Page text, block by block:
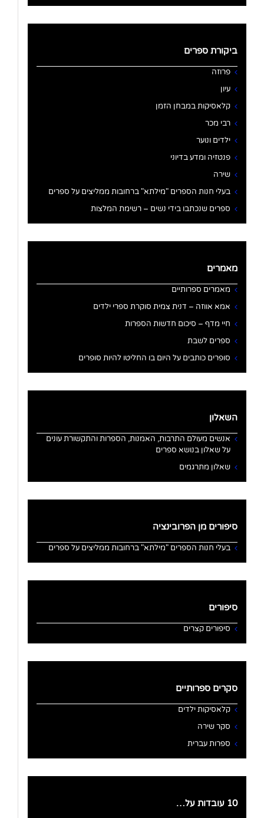
ביקורת ספרים
פרוזה
עיון
קלאסיקות במבחן הזמן
רבי מכר
ילדים ונוער
פנטזיה ומדע בדיוני
שירה
בעלי חנות הספרים "מילתא" ברחובות ממליצים על ספרים
ספרים שנכתבו בידי נשים – רשימת המלצות
מאמרים
מאמרים ספרותיים
אמא אווזה – דנית צמית סוקרת ספרי ילדים
חיי מדף – סיכום חדשות הספרות
ספרים לשבת
סופרים כותבים על היום בו החליטו להיות סופרים
השאלון
אנשים מעולם התרבות, האמנות, הספרות והתקשורת עונים
על שאלון בנושא ספרים
שאלון מתרגמים
סיפורים מן הפרובינציה
בעלי חנות הספרים "מילתא" ברחובות ממליצים על ספרים
סיפורים
סיפורים קצרים
סקרים ספרותיים
קלאסיקות ילדים
סקר שירה
ספרות עברית
10 עובדות על…